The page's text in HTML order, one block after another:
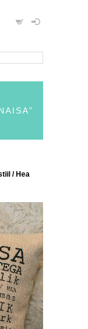
/ Hea